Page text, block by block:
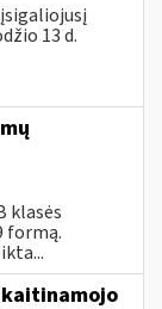
13 d.
klasės
formą.